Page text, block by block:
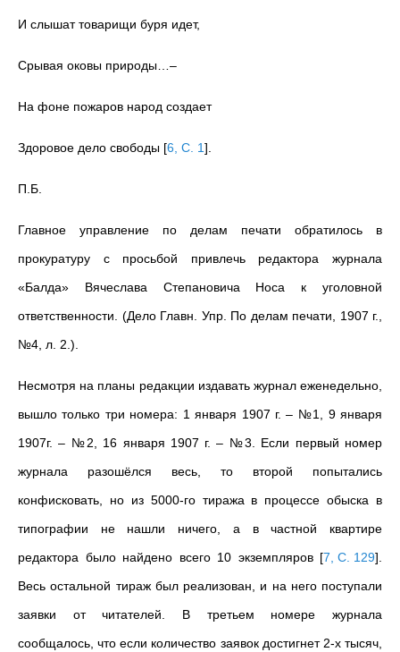
И слышат товарищи буря идет,
Срывая оковы природы…–
На фоне пожаров народ создает
Здоровое дело свободы [6, С. 1]
П.Б.
Главное управление по делам печати обратилось в
прокуратуру с просьбой привлечь редактора журнала
«Балда» Вячеслава Степановича Носа к уголовной
ответственности. (Дело Главн. Упр. По делам печати, 1907 г.,
№4, л. 2.).
Несмотря на планы редакции издавать журнал еженедельно,
вышло только три номера: 1 января 1907 г. – №1, 9 января
1907г. – №2, 16 января 1907 г. – №3. Если первый номер
журнала разошёлся весь, то второй попытались
конфисковать, но из 5000-го тиража в процессе обыска в
типографии не нашли ничего, а в частной квартире
редактора было найдено всего 10 экземпляров [7, С. 129]
Весь остальной тираж был реализован, и на него поступали
заявки от читателей. В третьем номере журнала
сообщалось, что если количество заявок достигнет 2-х тысяч,